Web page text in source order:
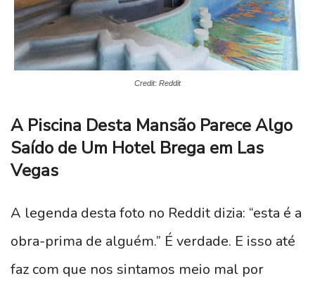
Credit: Reddit
A Piscina Desta Mansão Parece Algo
Saído de Um Hotel Brega em Las
Vegas
A legenda desta foto no Reddit dizia: “esta é a
obra-prima de alguém.” É verdade. E isso até
faz com que nos sintamos meio mal por